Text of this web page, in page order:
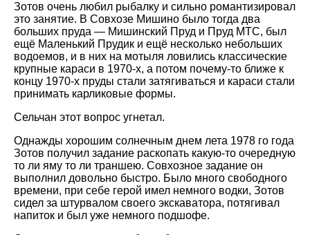
Зотов очень любил рыбалку и сильно романтизировал
это занятие. В Совхозе Мишино было тогда два
больших пруда — Мишинский Пруд и Пруд МТС, был
ещё Маленький Прудик и ещё несколько небольших
водоемов, и в них на мотыля ловились классические
крупные караси в 1970-х, а потом почему-то ближе к
концу 1970-х пруды стали затягиваться и караси стали
принимать карликовые формы.
Сельчан этот вопрос угнетал.
Однажды хорошим солнечным днем лета 1978 го года
Зотов получил задание раскопать какую-то очередную
то ли яму то ли траншею. Совхозное задание он
выполнил довольно быстро. Было много свободного
времени, при себе герой имел немного водки, Зотов
сидел за штурвалом своего экскаватора, потягивал
напиток и был уже немного подшофе.